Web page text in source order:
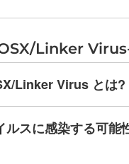
Linker
Linker Virus とは?
ルスに感染する可能